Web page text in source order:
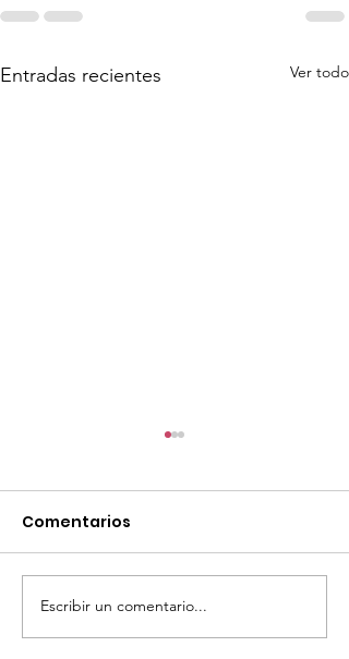
Entradas recientes Ver todo
TourTravelynByFraveo
participó en la
Comentarios
Escribir un comentario...